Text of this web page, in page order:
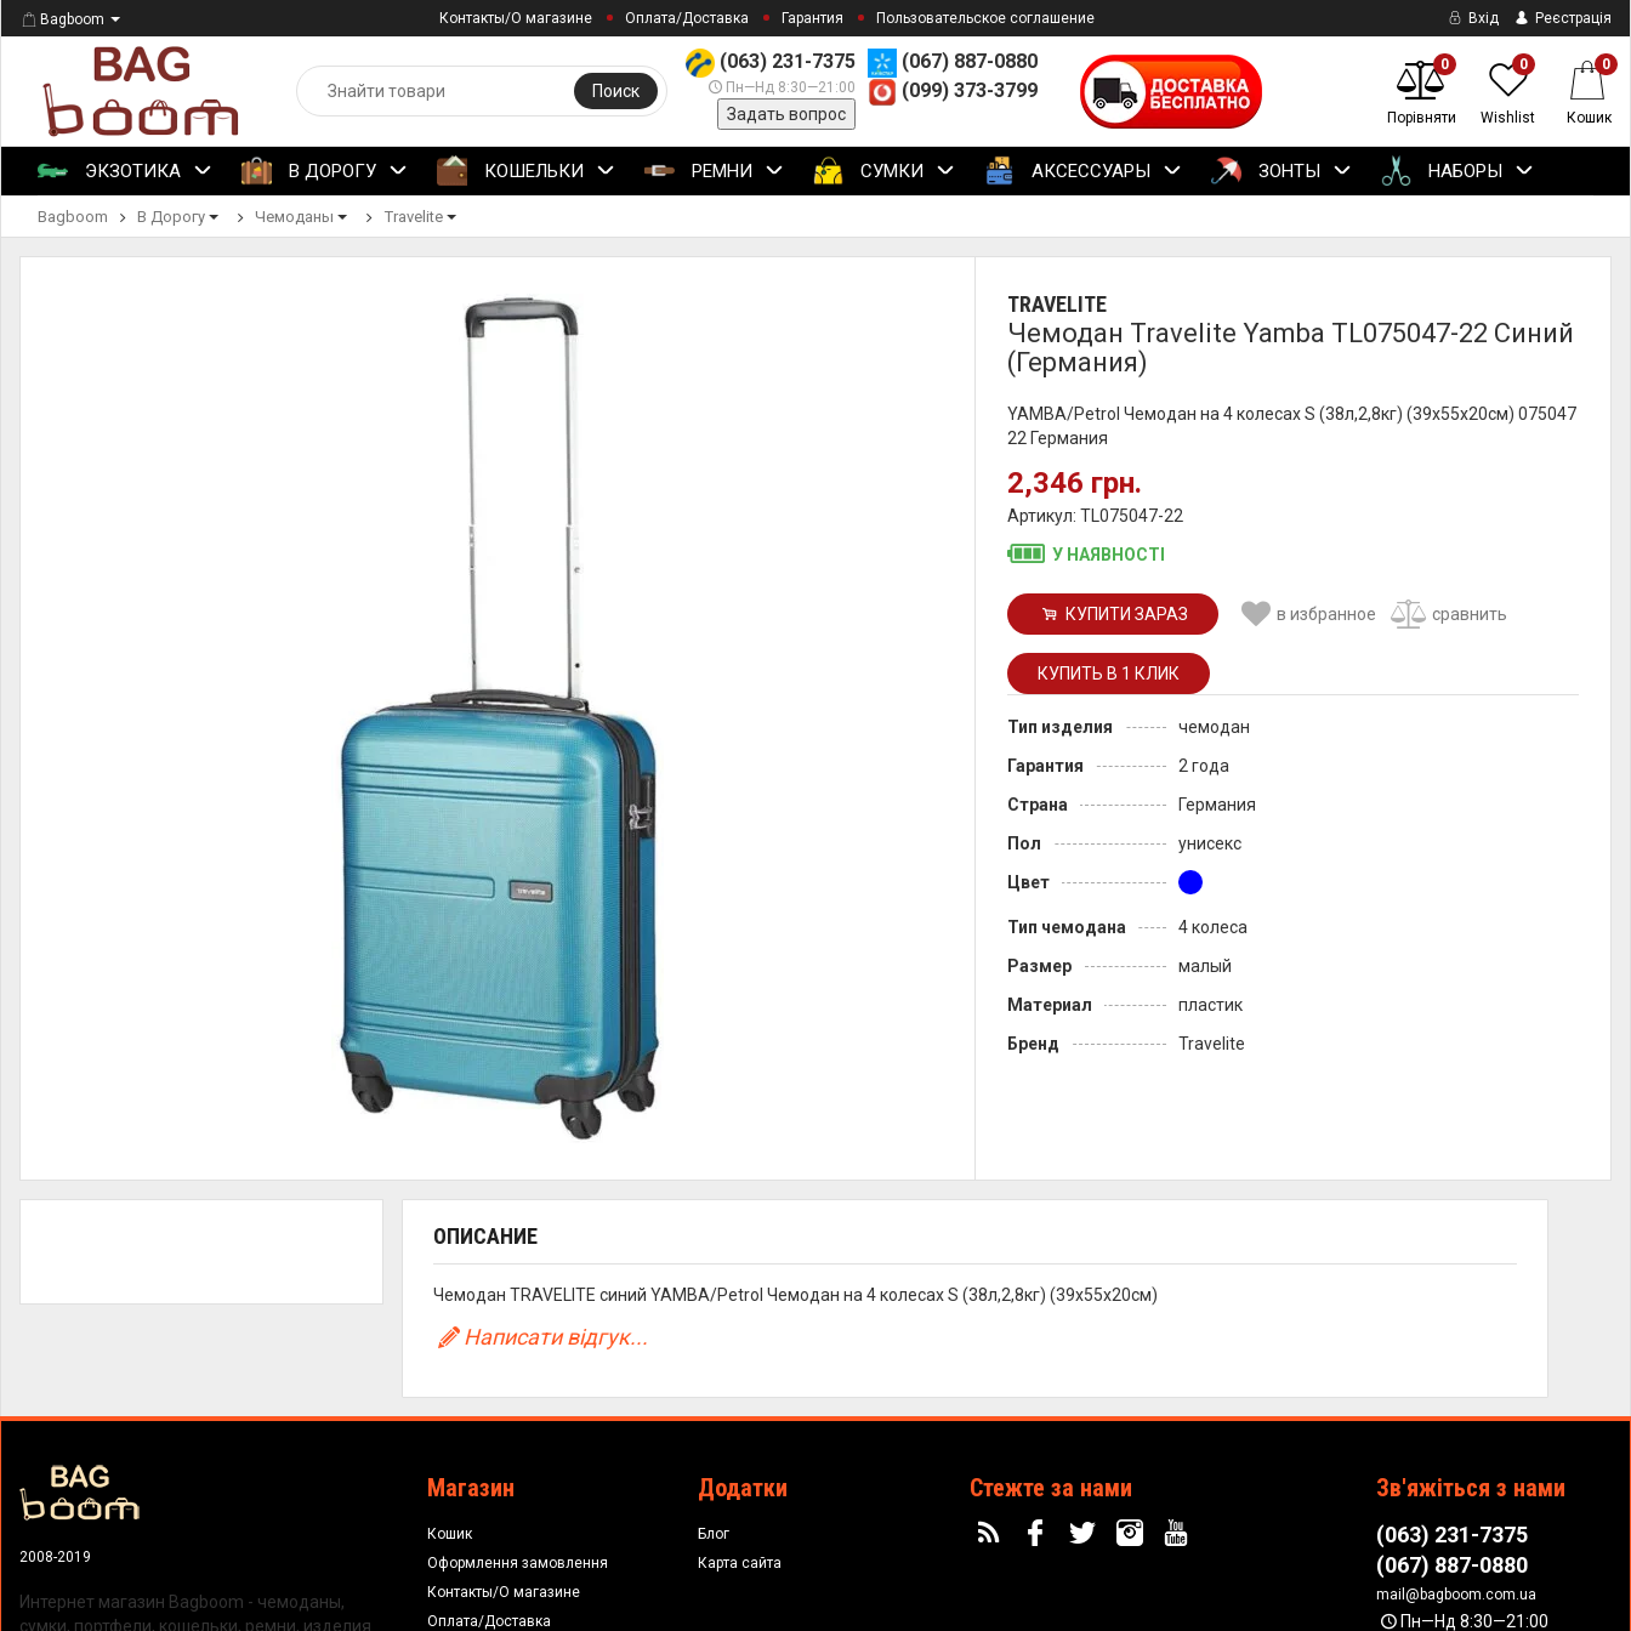
Bagboom Контакты/О магазине Оплата/Доставка Гарантия Пользовательское соглашение Вхід Реєстрація
(063) 231-7375
Пн—Нд 8:30—21:00
Задать вопрос
(067) 887-0880
(099) 373-3799
Поиск
0
Порівняти
0
Wishlist
0
Кошик
ЭКЗОТИКА В ДОРОГУ КОШЕЛЬКИ РЕМНИ СУМКИ АКСЕССУАРЫ ЗОНТЫ НАБОРЫ
Bagboom В Дорогу Чемоданы Travelite
TRAVELITE
Чемодан Travelite Yamba TL075047-22 Синий
(Германия)
YAMBA/Petrol Чемодан на 4 колесах S (38л,2,8кг) (39x55x20см) 075047
22 Германия
2,346 грн.
Артикул: TL075047-22
У НАЯВНОСТІ
КУПИТИ ЗАРАЗ в избранное сравнить
Тип изделия
чемодан
Гарантия
2 года
Страна
Германия
Пол
унисекс
Цвет
Тип чемодана
4 колеса
Размер
малый
Материал
пластик
Бренд
Travelite
ОПИСАНИЕ
Чемодан TRAVELITE синий YAMBA/Petrol Чемодан на 4 колесах S (38л,2,8кг) (39x55x20см)
Написати відгук...
2008-2019
Интернет магазин Bagboom - чемоданы,
сумки, портфели, кошельки, ремни, изделия
Магазин
Кошик
Оформлення замовлення
Контакты/О магазине
Оплата/Доставка
Додатки
Блог
Карта сайта
Стежте за нами Зв'яжіться з нами
(063) 231-7375
(067) 887-0880
mail@bagboom.com.ua
Пн—Нд 8:30—21:00